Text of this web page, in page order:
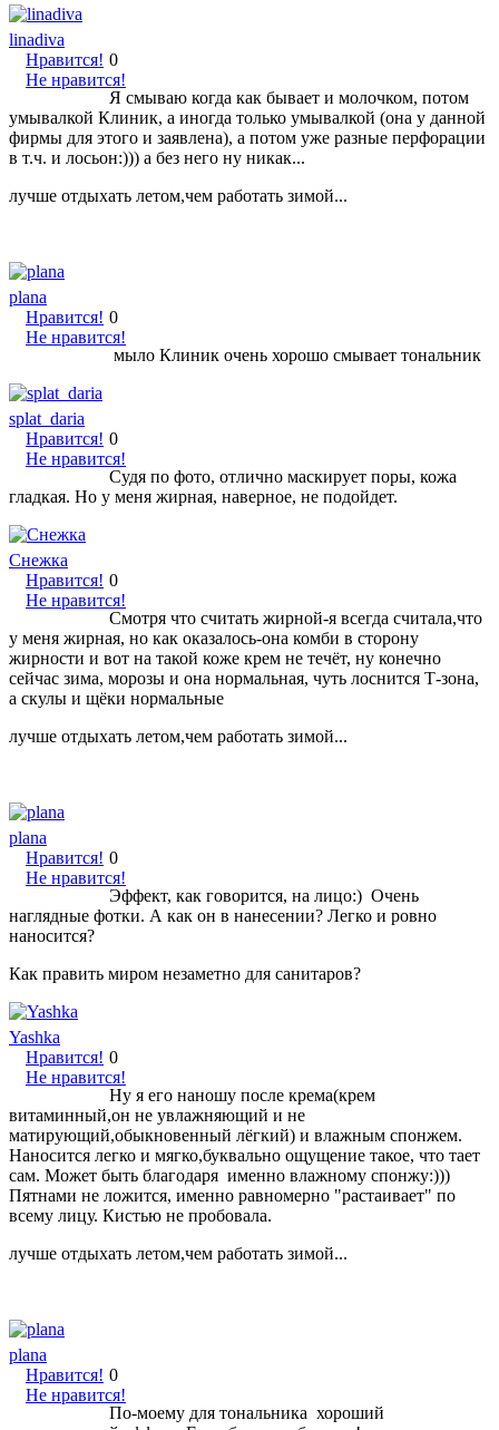
linadiva
Нравится!
Не нравится!
0
Я смываю когда как бывает и молочком, потом
умывалкой Клиник, а иногда только умывалкой (она у данной
фирмы для этого и заявлена), а потом уже разные перфорации
в т.ч. и лосьон:))) а без него ну никак...
лучше отдыхать летом,чем работать зимой...
plana
Нравится!
Не нравится!
0
мыло Клиник очень хорошо смывает тональник
splat_daria
Нравится!
Не нравится!
0
Судя по фото, отлично маскирует поры, кожа
гладкая. Но у меня жирная, наверное, не подойдет.
Снежка
Нравится!
Не нравится!
0
Смотря что считать жирной-я всегда считала,что
у меня жирная, но как оказалось-она комби в сторону
жирности и вот на такой коже крем не течёт, ну конечно
сейчас зима, морозы и она нормальная, чуть лоснится Т-зона,
а скулы и щёки нормальные
лучше отдыхать летом,чем работать зимой...
plana
Нравится!
Не нравится!
0
Эффект, как говорится, на лицо:) Очень
наглядные фотки. А как он в нанесении? Легко и ровно
наносится?
Как править миром незаметно для санитаров?
Yashka
Нравится!
Не нравится!
0
Ну я его наношу после крема(крем
витаминный,он не увлажняющий и не
матирующий,обыкновенный лёгкий) и влажным спонжем.
Наносится легко и мягко,буквально ощущение такое, что тает
сам. Может быть благодаря именно влажному спонжу:)))
Пятнами не ложится, именно равномерно "растаивает" по
всему лицу. Кистью не пробовала.
лучше отдыхать летом,чем работать зимой...
plana
Нравится!
Не нравится!
0
По-моему для тональника хороший